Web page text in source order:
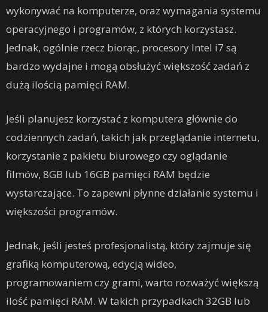
wykonywać na komputerze, oraz wymagania systemu
operacyjnego i programów, z których korzystasz.
Jednak, ogólnie rzecz biorąc, procesory Intel i7 są
bardzo wydajne i mogą obsłużyć większość zadań z
dużą ilością pamięci RAM.
Jeśli planujesz korzystać z komputera głównie do
codziennych zadań, takich jak przeglądanie internetu,
korzystanie z pakietu biurowego czy oglądanie
filmów, 8GB lub 16GB pamięci RAM będzie
wystarczające. To zapewni płynne działanie systemu i
większości programów.
Jednak, jeśli jesteś profesjonalistą, który zajmuje się
grafiką komputerową, edycją wideo,
programowaniem czy grami, warto rozważyć większą
ilość pamięci RAM. W takich przypadkach 32GB lub